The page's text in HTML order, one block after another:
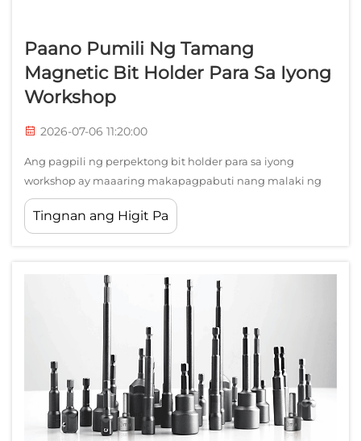
Paano Pumili Ng Tamang
Magnetic Bit Holder Para Sa Iyong
Workshop
2026-07-06 11:20:00
Ang pagpili ng perpektong bit holder para sa iyong
workshop ay maaaring makapagpabuti nang malaki ng
iyong kahusayan at katiyakan sa panahon ng
pagbuburilyo at pagpapakabit. Ang isang de-kalidad na
bit holder ay nagsisilbing mahalagang ugnayan sa
Tingnan ang Higit Pa